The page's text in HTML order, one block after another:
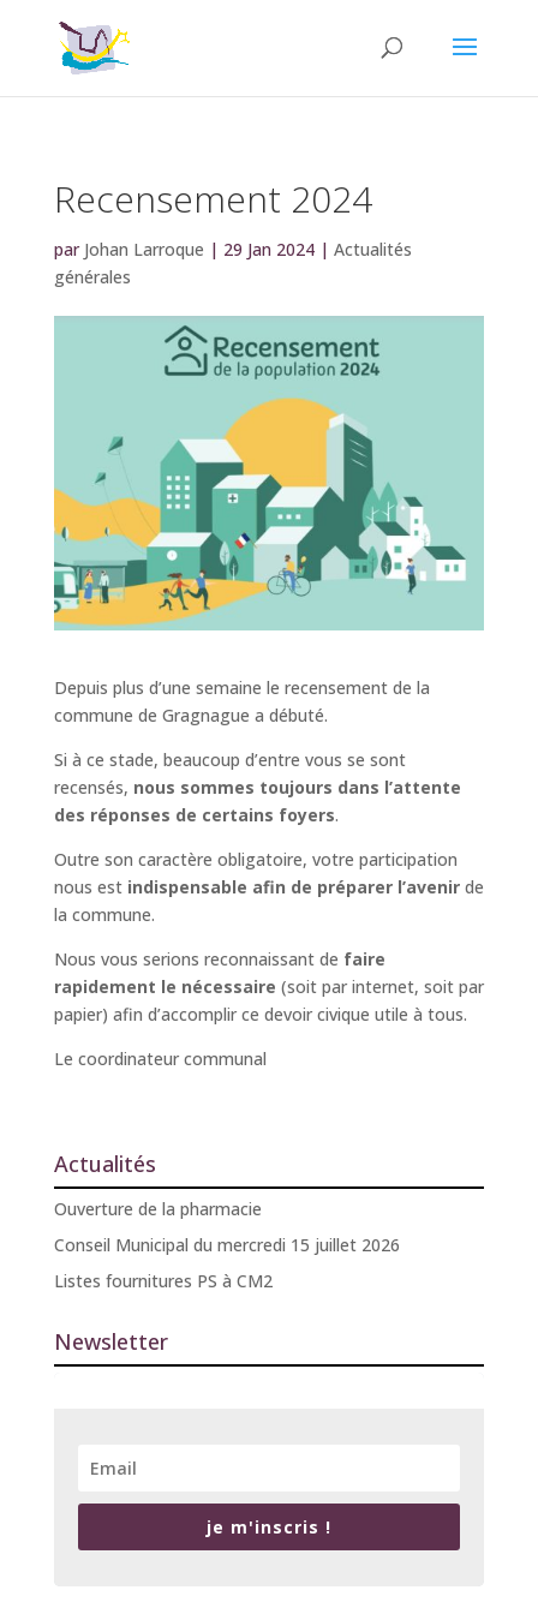
Recensement 2024
par Johan Larroque | 29 Jan 2024| Actualités
générales
Depuis plus d’une semaine le recensement de la
commune de Gragnague a débuté.
Si à ce stade, beaucoup d’entre vous se sont
recensés, nous sommes toujours dans l’attente
des réponses de certains foyers.
Outre son caractère obligatoire, votre participation
nous est indispensable afin de préparer l’avenirde
la commune.
Nous vous serions reconnaissant de faire
rapidement le nécessaire (soit par internet, soit par
papier) afin d’accomplir ce devoir civique utile à tous.
Le coordinateur communal
Actualités
Ouverture de la pharmacie
Conseil Municipal du mercredi 15 juillet 2026
Listes fournitures PS à CM2
Newsletter
je m'inscris !